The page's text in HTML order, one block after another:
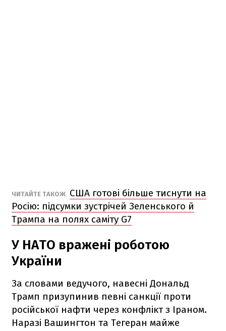
ЧИТАЙТЕ ТАКОЖ США готові більше тиснути на
Росію: підсумки зустрічей Зеленського й
Трампа на полях саміту G7
У НАТО вражені роботою
України
За словами ведучого, навесні Дональд
Трамп призупинив певні санкції проти
російської нафти через конфлікт з Іраном.
Наразі Вашингтон та Тегеран майже